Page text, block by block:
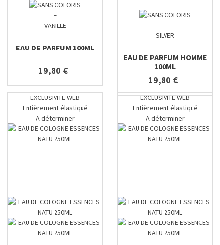
+
VANILLE
EAU DE PARFUM 100ML
19,80 €
+
SILVER
EAU DE PARFUM HOMME
100ML
19,80 €
EXCLUSIVITE WEB
Entièrement élastiqué
A déterminer
EXCLUSIVITE WEB
Entièrement élastiqué
A déterminer